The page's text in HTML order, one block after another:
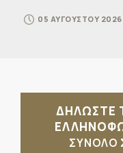
05 ΑΥΓΟΥΣΤΟΥ 2026
ΔΗΛΩΣΤΕ
ΣΥΝΟΛΟ